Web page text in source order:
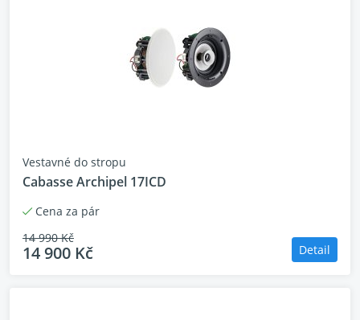
Vestavné do stropu
Cabasse Archipel 17ICD
Cena za pár
14 990 Kč
14 900 Kč Detail